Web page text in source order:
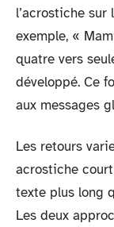
l’acrostiche sur
exemple, «
quatre vers
développé. Ce
aux messages
Les retours
acrostiche
texte plus long
Les deux